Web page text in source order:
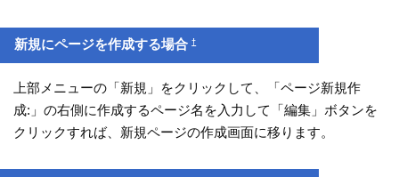
新規にページを作成する場合†
上部メニューの「新規」をクリックして、「ページ新規作
成:」の右側に作成するページ名を入力して「編集」ボタンを
クリックすれば、新規ページの作成画面に移ります。